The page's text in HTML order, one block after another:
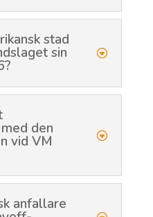
stad
sin
den
vid VM
anfallare